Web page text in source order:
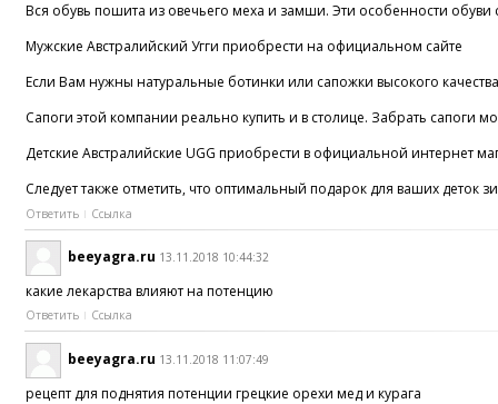
Вся обувь пошита из овечьего меха и замши. Эти особенности
Мужские Австралийский Угги приобрести на официальном сайте
Если Вам нужны натуральные ботинки или сапожки высокого
Сапоги этой компании реально купить и в столице. Забрать сапоги
Детские Австралийские UGG приобрести в официальной интернет
Следует также отметить, что оптимальный подарок для ваших
Ответить Ссылка
beeyagra.ru 13.11.2018 10:44:32
какие лекарства влияют на потенцию
Ответить Ссылка
beeyagra.ru 13.11.2018 11:07:49
рецепт для поднятия потенции грецкие орехи мед и курага